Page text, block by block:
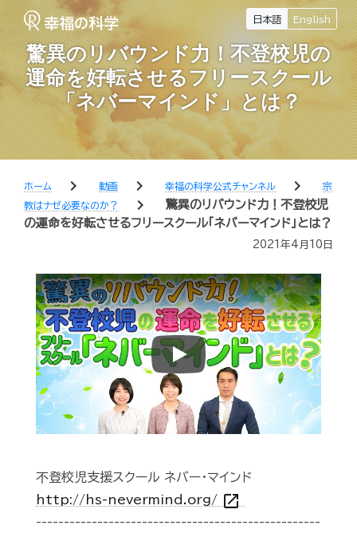
日本語 English
驚異のリバウンド力！不登校児の
運命を好転させるフリースクール
「ネバーマインド」とは？
ホーム chevron_right 動画 chevron_right 幸福の科学公式チャンネル chevron_right
宗
教はナゼ必要なのか？
chevron_right
驚異のリバウンド力！不登校児
の運命を好転させるフリースクール「ネバーマインド」とは？
2021年4月10日
Play
不登校児支援スクール ネバー・マインド
http://hs-nevermind.org/ open_in_new
---------------------------------------------------